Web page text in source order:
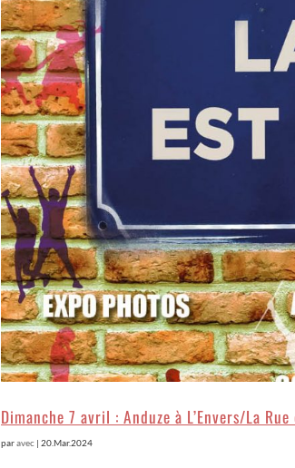
Dimanche 7 avril : Anduze à L’Envers/La Rue
paravec | 20.Mar.2024